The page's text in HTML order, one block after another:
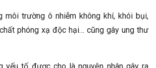
môi trường ô nhiễm không khí, khói bụi,
phóng xạ độc hại… cũng gây ung thư